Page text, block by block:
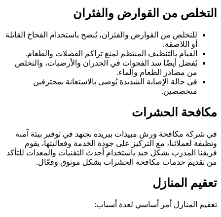
التخلص من القوارض والفئران
للتخلص من القوارض والفئران، يُنصح باستخدام الفخاخ القاتلة
أو اللاصقة.
القيام بالتنظيف المنتظم لمنع تراكم الفضلات والطعام.
يُفضل أيضًا سد الفجوات في الجدران والأرضيات، والتخلص
من مصادر الطعام والماء.
في حالة الإصابة الشديدة يُوصى بالاستعانة بمحترفين
متخصصين.
مكافحة الحشرات
في شركة مكافحة ورش مبيدات ببريدة نجتهد في توفير بيئة آمنة
ونظيفة لعملائنا، مع التركيز على جودة الخدمة وفعاليتها، يقوم
فريقنا المدرب بشكل جيد باستخدام أحدث التقنيات والمعدات للتأكد
من تقديم خدمات مكافحة الحشرات بشكل موثوق وفعّال.
تعقيم المنازل
تعقيم المنازل أمر أساسي لعدة أسباب: